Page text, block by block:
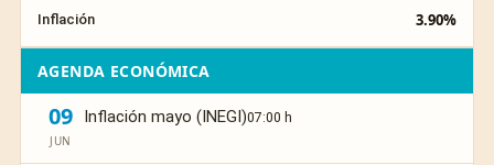
Inflación 3.90%
AGENDA ECONÓMICA
09
JUN
Inflación mayo (INEGI)07:00 h